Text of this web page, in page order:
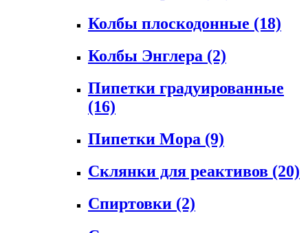
Колбы плоскодонные (18)
Колбы Энглера (2)
Пипетки градуированные
(16)
Пипетки Мора (9)
Склянки для реактивов (20)
Спиртовки (2)